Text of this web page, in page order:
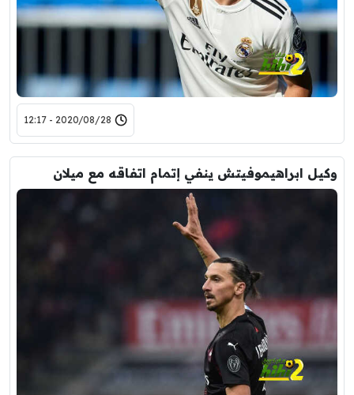
2020/08/28 - 12:17
وكيل ابراهيموفيتش ينفي إتمام اتفاقه مع ميلان